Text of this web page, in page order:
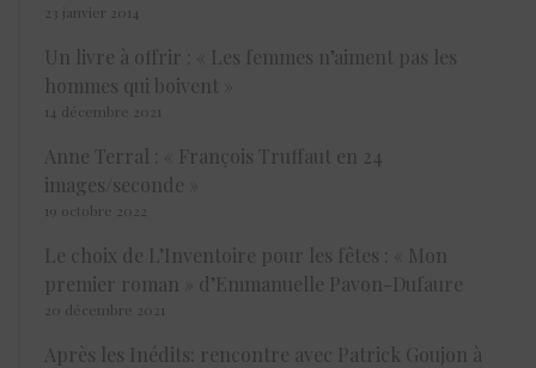
23 janvier 2014
Un livre à offrir : « Les femmes n’aiment pas les
hommes qui boivent »
14 décembre 2021
Anne Terral : « François Truffaut en 24
images/seconde »
19 octobre 2022
Le choix de L’Inventoire pour les fêtes : « Mon
premier roman » d’Emmanuelle Pavon-Dufaure
20 décembre 2021
Après les Inédits: rencontre avec Patrick Goujon à